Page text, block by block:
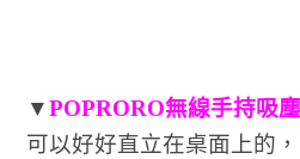
▼POPRORO無線手持吸
可以好好直立在桌面上的